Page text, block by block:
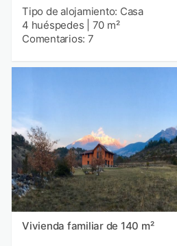
Tipo de alojamiento: Casa
4 huéspedes
70 m²
Comentarios: 7
Vivienda familiar de 140 m²